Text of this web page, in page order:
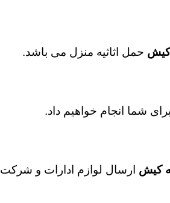
کیش حمل اثاثیه منزل می باشد.
برای شما انجام خواهیم داد.
کیش ارسال لوازم ادارات و شرکت